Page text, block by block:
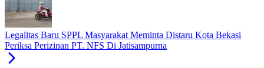
Legalitas Baru SPPL Masyarakat Meminta Distaru Kota Bekasi
Periksa Perizinan PT. NFS Di Jatisampurna